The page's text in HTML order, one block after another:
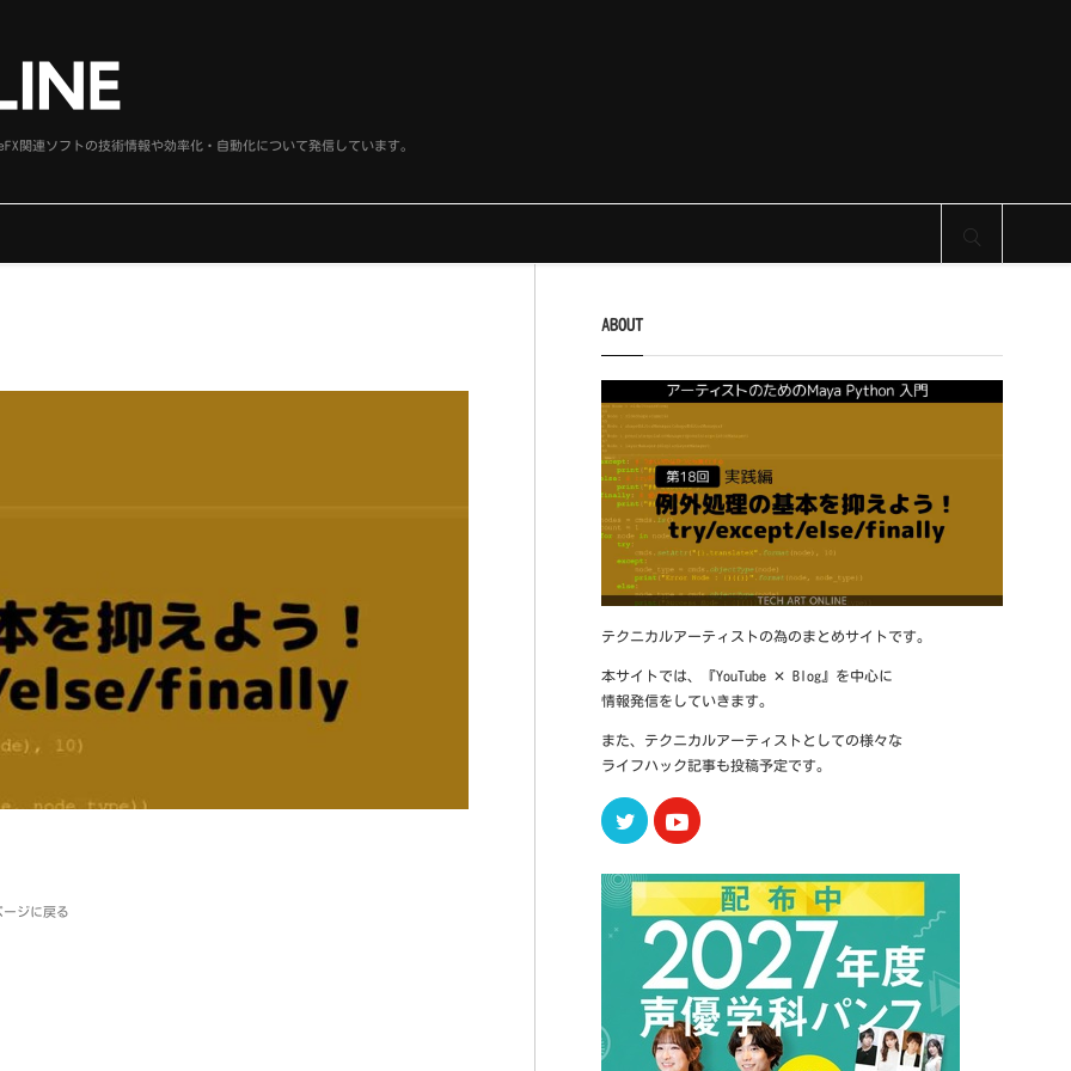
関連ソフトの技術情報や効率化・自動化について発信しています。
ジに戻る
ABOUT
テクニカルアーティストの為のまとめサイトです。
本サイトでは、『YouTube ✕ Blog』を中心に
情報発信をしていきます。
また、テクニカルアーティストとしての様々な
ライフハック記事も投稿予定です。
Twitter